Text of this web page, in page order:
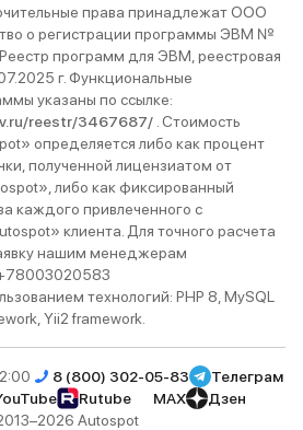
права принадлежат ООО
о регистрации программы ЭВМ №
программ для ЭВМ, реестровая
г. Функциональные
указаны по ссылке:
reestr/3467687/ . Стоимость
определяется либо как процент
полученной лицензиатом от
либо как фиксированный
каждого привлеченного с
клиента. Для точного расчета
нашим менеджерам
+78003020583
технологий: PHP 8, MySQL
Yii2 framework.
8 (800) 302-05-83
Телеграм
Rutube MAX
Дзен
Autospot